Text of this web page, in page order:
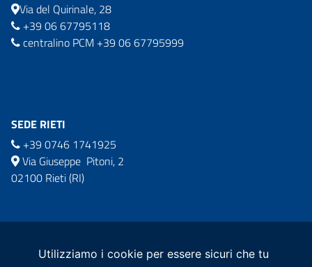
Via del Quirinale, 28
+39 06 67795118
centralino PCM +39 06 67795999
SEDE RIETI
+39 0746 1741925
Via Giuseppe Pitoni, 2
02100 Rieti (RI)
comm.ricostruzionesisma2016@pec.governo.it
Utilizziamo i cookie per essere sicuri che tu